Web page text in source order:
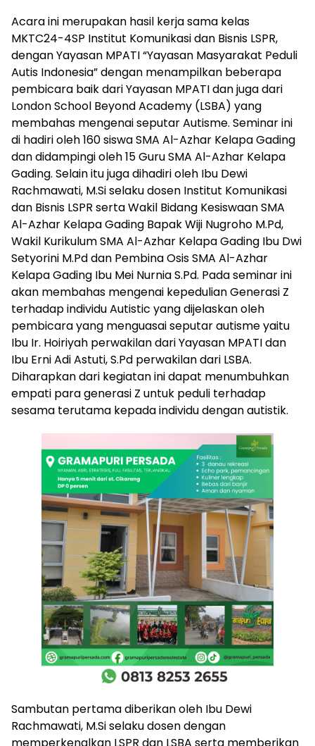
Acara ini merupakan hasil kerja sama kelas
MKTC24-4SP Institut Komunikasi dan Bisnis LSPR,
dengan Yayasan MPATI “Yayasan Masyarakat Peduli
Autis Indonesia” dengan menampilkan beberapa
pembicara baik dari Yayasan MPATI dan juga dari
London School Beyond Academy (LSBA) yang
membahas mengenai seputar Autisme. Seminar ini
di hadiri oleh 160 siswa SMA Al-Azhar Kelapa Gading
dan didampingi oleh 15 Guru SMA Al-Azhar Kelapa
Gading. Selain itu juga dihadiri oleh Ibu Dewi
Rachmawati, M.Si selaku dosen Institut Komunikasi
dan Bisnis LSPR serta Wakil Bidang Kesiswaan SMA
Al-Azhar Kelapa Gading Bapak Wiji Nugroho M.Pd,
Wakil Kurikulum SMA Al-Azhar Kelapa Gading Ibu Dwi
Setyorini M.Pd dan Pembina Osis SMA Al-Azhar
Kelapa Gading Ibu Mei Nurnia S.Pd. Pada seminar ini
akan membahas mengenai kepedulian Generasi Z
terhadap individu Autistic yang dijelaskan oleh
pembicara yang menguasai seputar autisme yaitu
Ibu Ir. Hoiriyah perwakilan dari Yayasan MPATI dan
Ibu Erni Adi Astuti, S.Pd perwakilan dari LSBA.
Diharapkan dari kegiatan ini dapat menumbuhkan
empati para generasi Z untuk peduli terhadap
sesama terutama kepada individu dengan autistik.
Sambutan pertama diberikan oleh Ibu Dewi
Rachmawati, M.Si selaku dosen dengan
memperkenalkan LSPR dan LSBA serta memberikan